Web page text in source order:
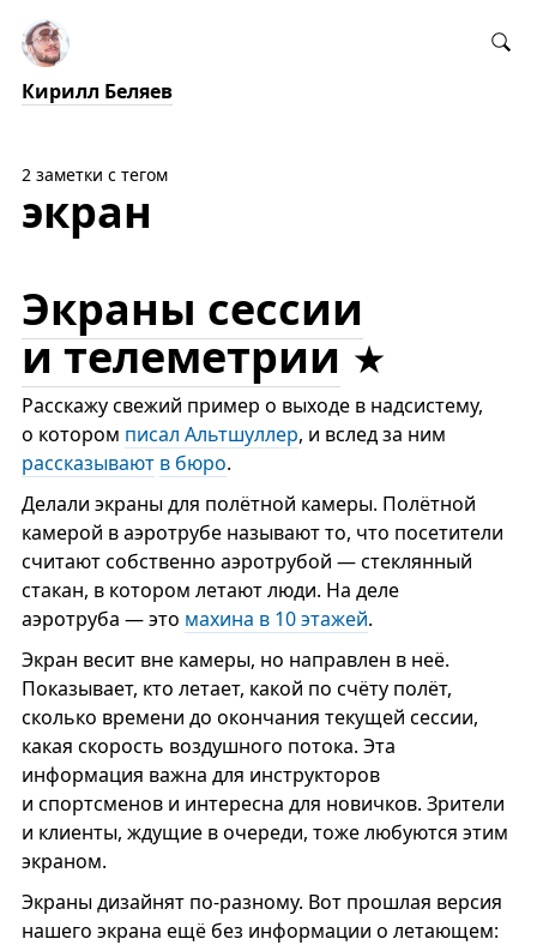
Кирилл Беляев
2 заметки с тегом
экран
Экраны сессии
и телеметрии
Расскажу свежий пример о выходе в надсистему,
о котором писал Альтшуллер, и вслед за ним
рассказывают в бюро.
Делали экраны для полётной камеры. Полётной
камерой в аэротрубе называют то, что посетители
считают собственно аэротрубой — стеклянный
стакан, в котором летают люди. На деле
аэротруба — это махина в 10 этажей.
Экран весит вне камеры, но направлен в неё.
Показывает, кто летает, какой по счёту полёт,
сколько времени до окончания текущей сессии,
какая скорость воздушного потока. Эта
информация важна для инструкторов
и спортсменов и интересна для новичков. Зрители
и клиенты, ждущие в очереди, тоже любуются этим
экраном.
Экраны дизайнят по-разному. Вот прошлая версия
нашего экрана ещё без информации о летающем: